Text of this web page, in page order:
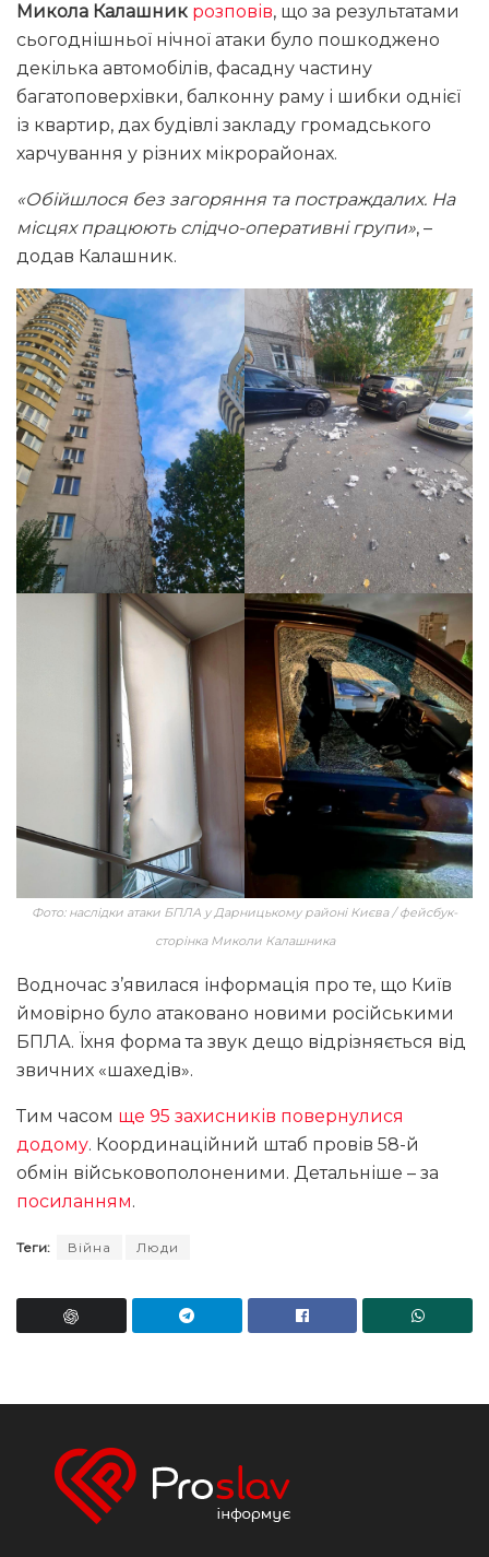
Микола Калашник розповів, що за результатами
сьогоднішньої нічної атаки було пошкоджено
декілька автомобілів, фасадну частину
багатоповерхівки, балконну раму і шибки однієї
із квартир, дах будівлі закладу громадського
харчування у різних мікрорайонах.
«Обійшлося без загоряння та постраждалих. На
місцях працюють слідчо-оперативні групи», –
додав Калашник.
Фото: наслідки атаки БПЛА у Дарницькому районі Києва / фейсбук-
сторінка Миколи Калашника
Водночас з’явилася інформація про те, що Київ
ймовірно було атаковано новими російськими
БПЛА. Їхня форма та звук дещо відрізняється від
звичних «шахедів».
Тим часом ще 95 захисників повернулися
додому. Координаційний штаб провів 58-й
обмін військовополоненими. Детальніше – за
посиланням.
Теги: Війна Люди